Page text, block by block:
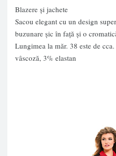
Blazere și jachete
Sacou elegant cu un design
buzunare şic în faţă şi o
Lungimea la măr. 38 este de
vâscoză, 3% elastan